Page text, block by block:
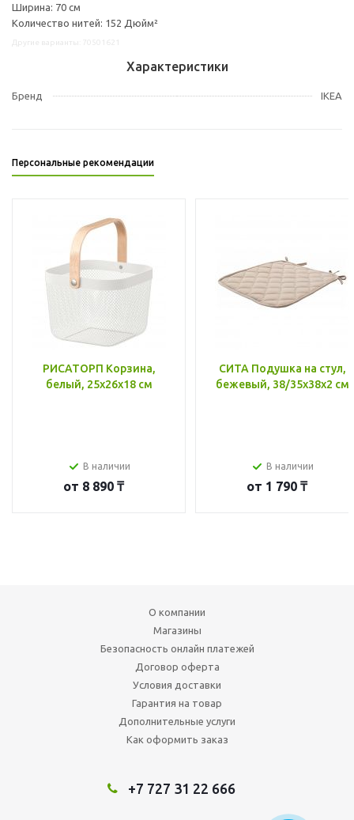
Ширина: 70 см
Количество нитей: 152 Дюйм²
Характеристики
Бренд IKEA
Персональные рекомендации
РИСАТОРП Корзина,
белый, 25x26x18 см
В наличии
от 8 890 ₸
СИТА Подушка на стул,
бежевый, 38/35x38x2 см
В наличии
от 1 790 ₸
О компании
Магазины
Безопасность онлайн платежей
Договор оферта
Условия доставки
Гарантия на товар
Дополнительные услуги
Как оформить заказ
+7 727 31 22 666